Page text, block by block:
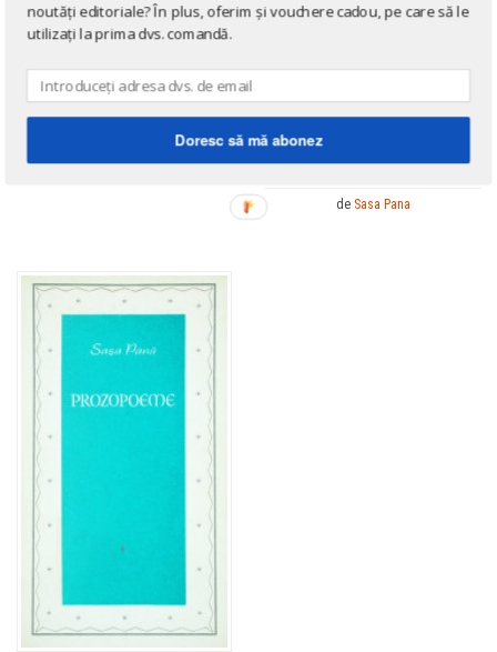
EDIȚII PRINCEPS
fi! (editia princeps, 1949)
Poeme si poezii alese din
1965) (avangarda, editia
de Sasa Pana
noutăți editoriale? În plus, oferim și vouchere cadou, pe care să le
utilizați la prima dvs. comandă.
Doresc să mă abonez